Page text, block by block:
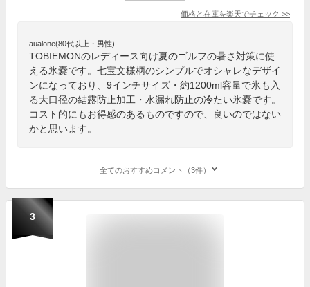
価格と在庫を楽天でチェック >>
aualone(80代以上・男性)
TOBIEMONのレディース向け夏のゴルフの暑さ対策に使
える氷嚢です。七宝文様柄のシンプルでオシャレなデザイ
ンになっており、9インチサイズ・約1200ml容量で氷も入
る大口径の結露防止加工・水漏れ防止の冷たい氷嚢です。
コスト的にもお得感のあるものですので、良いのではない
かと思います。
全てのおすすめコメント（3件）
3